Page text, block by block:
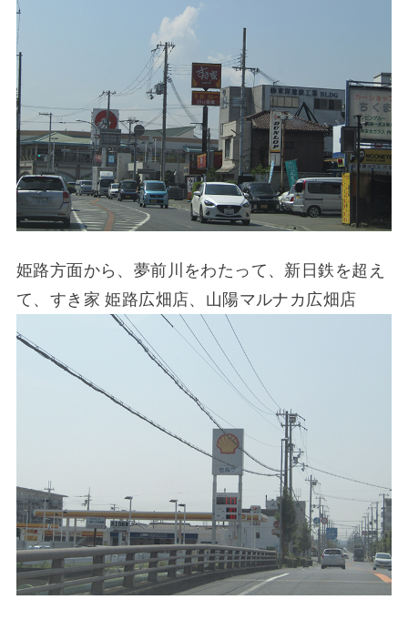
姫路方面から、夢前川をわたって、新日鉄を超え
て、すき家 姫路広畑店、山陽マルナカ広畑店